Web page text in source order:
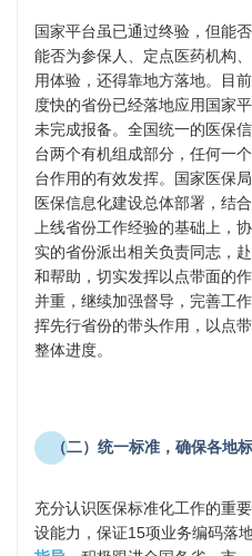
国家平台虽已通过终验，但能
能否为参保人、定点医药机构
用体验，还得靠地方落地。目
度快的省份已经落地应用国家
未完成报备。全国统一的医保
台两个有机组成部分，任何一
台作用的有效发挥。国家医保
医保信息化建设总体部署，结
上线省份工作经验的基础上，
实的省份派出相关负责同志，
和帮助，切实发挥以点带面的
并重，继续加强督导，完善工
挥先行省份的带头作用，以点
整体进度。
（二）统一标准，确保各地
充分认识医保标准化工作的重
设能力，保证15项业务编码落